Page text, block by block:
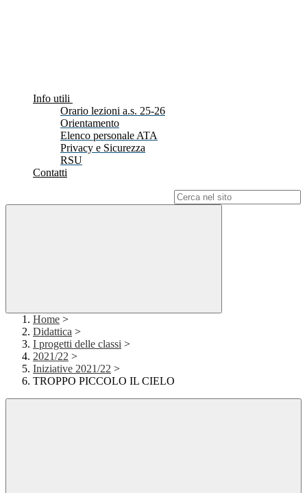
Info utili
Orario lezioni a.s. 25-26
Orientamento
Elenco personale ATA
Privacy e Sicurezza
RSU
Contatti
Home >
Didattica >
I progetti delle classi >
2021/22 >
Iniziative 2021/22 >
TROPPO PICCOLO IL CIELO